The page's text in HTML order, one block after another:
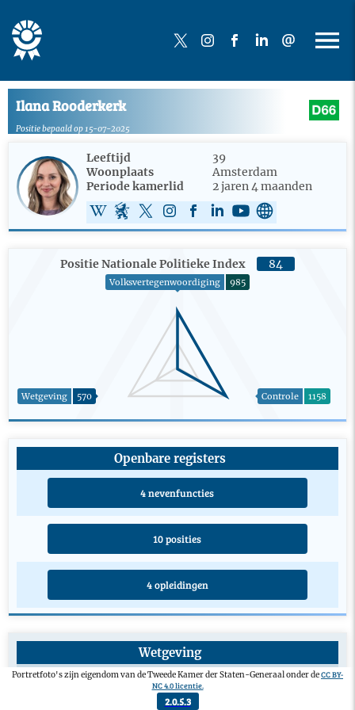
Ilana Rooderkerk
Positie bepaald op 15-07-2025
Leeftijd
39
Woonplaats
Amsterdam
Periode kamerlid
2 jaren 4 maanden
Positie Nationale Politieke Index 84
Wetgeving 570
Volksvertegenwoordiging 985
Controle 1158
Openbare registers
4 nevenfuncties
10 posities
4 opleidingen
Wetgeving
Initiatiefwetsvoorstel
0
Aangenomen amendement
Portretfoto's zijn eigendom van de Tweede Kamer der Staten-Generaal onder deCC BY-
NC 4.0 licentie.
2.0.5.3